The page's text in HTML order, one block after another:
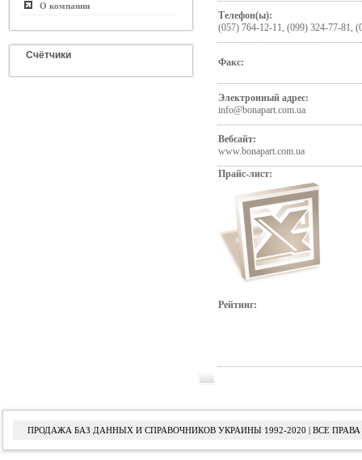
О компании
Счётчики
Телефон(ы):
(057) 764-12-11, (099) 324-77-81,
Факс:
Электронный адрес:
info@bonapart.com.ua
Вебсайт:
www.bonapart.com.ua
Прайс-лист:
Рейтинг:
ПРОДАЖА БАЗ ДАННЫХ И СПРАВОЧНИКОВ УКРАИНЫ 1992-2020 | ВСЕ